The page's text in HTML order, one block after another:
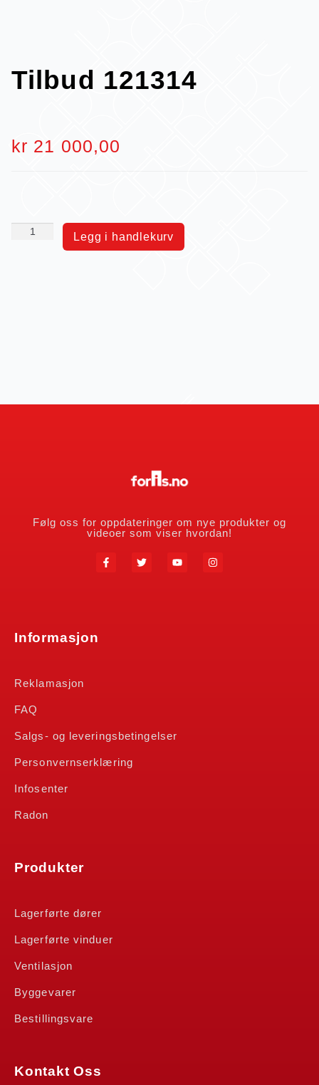
Tilbud 121314
kr 21 000,00
Legg i handlekurv
Følg oss for oppdateringer om nye produkter og
videoer som viser hvordan!
Informasjon
Reklamasjon
FAQ
Salgs- og leveringsbetingelser
Personvernserklæring
Infosenter
Radon
Produkter
Lagerførte dører
Lagerførte vinduer
Ventilasjon
Byggevarer
Bestillingsvare
Kontakt Oss